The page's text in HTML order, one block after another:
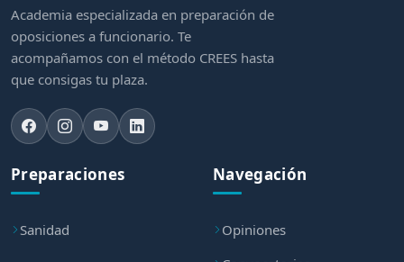
Academia especializada en preparación de
oposiciones a funcionario. Te
acompañamos con el método CREES hasta
que consigas tu plaza.
Preparaciones
Sanidad
Navegación
Opiniones